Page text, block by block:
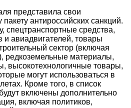
представила свои
антироссийских санкций.
спецтранспортные средства,
и авиадвигателей, товары
сектор (включая
редкоземельные материалы,
высокотехнологичные товары,
могут использоваться в
Кроме того, в список
включены дополнительно
включая политиков,